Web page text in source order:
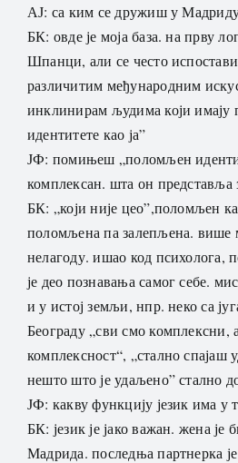
АЈ: са ким се дружиш у
БК: овде је моја база. на прву
Шпанци, али се често
различитим међународним
инклинирам људима који имају
идентитете као ја”
ЈФ: помињеш „поломљен
комплексан. шта он представља
БК: „који није цео”,поломљен
поломљена па залепљена. више
нелагоду. ишао код психолога,
је део познавања самог себе.
и у истој земљи, нпр. неко са
Београду „сви смо комплексни,
комплексност“, „стално спајаш
нешто што је удаљено” стално
ЈФ: какву функцију језик има у
БК: језик је јако важан. жена
Мадрида. последња партнерка